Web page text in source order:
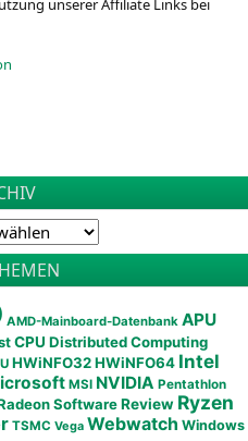
unserer Affiliate Links bei
AMD-Mainboard-Datenbank APU
CPU Distributed Computing
HWiNFO32HWiNFO64 Intel
MSI NVIDIA Pentathlon
SoftwareReview Ryzen
TSMC Vega Webwatch Windows